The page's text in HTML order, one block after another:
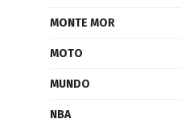
MONTE MOR
MOTO
MUNDO
NBA